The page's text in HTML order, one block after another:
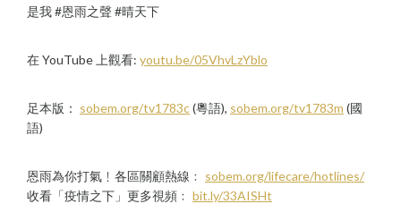
是我 #恩雨之聲 #晴天下
在 YouTube 上觀看: youtu.be/05VhvLzYblo
足本版： sobem.org/tv1783c(粵語), sobem.org/tv1783m (國
語)
恩雨為你打氣﹗各區關顧熱線﹕ sobem.org/lifecare/hotlines/
收看「疫情之下」更多視頻﹕ bit.ly/33AISHt